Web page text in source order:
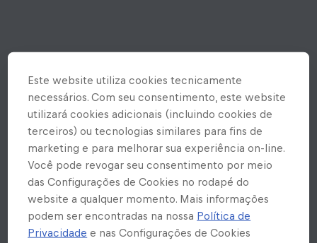
Este website utiliza cookies tecnicamente
necessários. Com seu consentimento, este website
utilizará cookies adicionais (incluindo cookies de
terceiros) ou tecnologias similares para fins de
marketing e para melhorar sua experiência on-line.
Você pode revogar seu consentimento por meio
das Configurações de Cookies no rodapé do
website a qualquer momento. Mais informações
podem ser encontradas na nossa Política de
Privacidade e nas Configurações de Cookies